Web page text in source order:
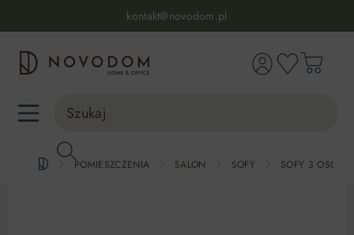
kontakt@novodom.pl
Dostawa z wniesieniem
30 dni na zwrot lub wymianę
98% zadowolonych klientów
POMIESZCZENIA SALON SOFY SOFY 3